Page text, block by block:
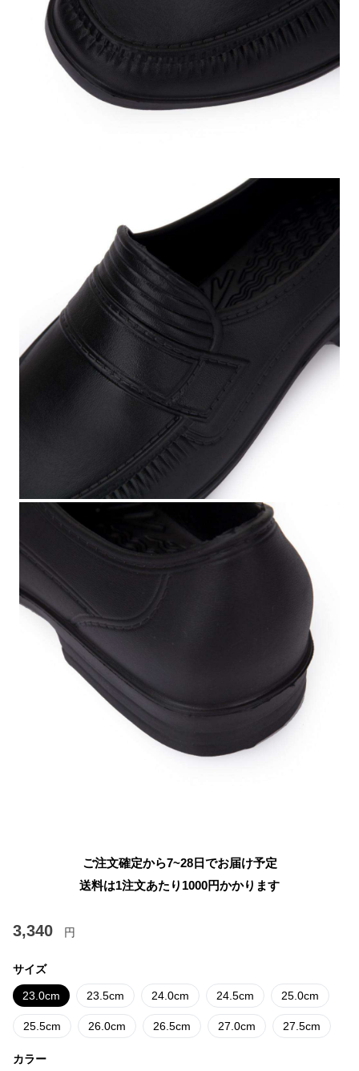
ご注文確定から7~28日でお届け予定
送料は1注文あたり 1000円かかります
3,340 円
サイズ
23.0cm 23.5cm 24.0cm 24.5cm 25.0cm
25.5cm 26.0cm 26.5cm 27.0cm 27.5cm
カラー